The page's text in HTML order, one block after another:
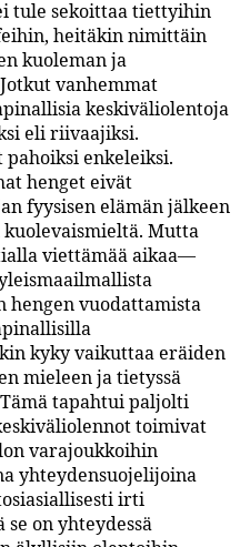
tule sekoittaa tiettyihin
heitäkin nimittäin
kuoleman ja
vanhemmat
keskiväliolentoja
eli riivaajiksi.
enkeleiksi.
henget eivät
fyysisen elämän jälkeen
Mutta
viettämää aikaa—
hengen vuodattamista
kyky vaikuttaa eräiden
mieleen ja tietyssä
tapahtui paljolti
toimivat
varajoukkoihin
yhteydensuojelijoina
irti
on yhteydessä